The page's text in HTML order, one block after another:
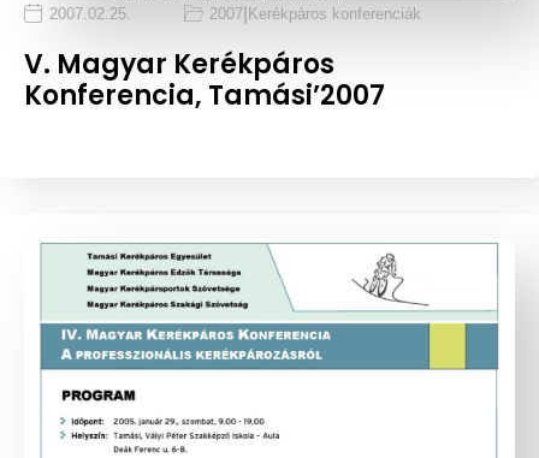
2007.02.25. 2007 Kerékpáros konferenciák
V. Magyar Kerékpáros
Konferencia, Tamási’2007